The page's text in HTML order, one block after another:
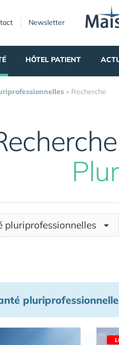
Newsletter
HÔTEL PATIENT
» Recherche
pluriprofessionnelles